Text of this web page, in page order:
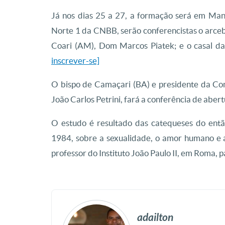
Já nos dias 25 a 27, a formação será em
Norte 1 da CNBB, serão conferencistas o
Coari (AM), Dom Marcos Piatek; e o casal
inscrever-se]
O bispo de Camaçari (BA) e presidente da
João Carlos Petrini, fará a conferência de
O estudo é resultado das catequeses do
1984, sobre a sexualidade, o amor humano
professor do Instituto João Paulo II, em Roma,
adailton